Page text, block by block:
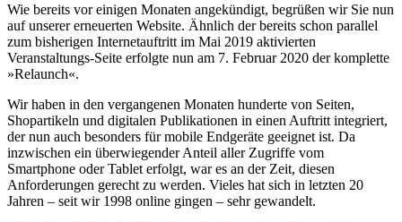
Wie bereits vor einigen Monaten angekündigt, begrüßen wir Sie nun
auf unserer erneuerten Website. Ähnlich der bereits schon parallel
zum bisherigen Internetauftritt im Mai 2019 aktivierten
Veranstaltungs-Seite erfolgte nun am 7. Februar 2020 der komplette
»Relaunch«.
Wir haben in den vergangenen Monaten hunderte von Seiten,
Shopartikeln und digitalen Publikationen in einen Auftritt integriert,
der nun auch besonders für mobile Endgeräte geeignet ist. Da
inzwischen ein überwiegender Anteil aller Zugriffe vom
Smartphone oder Tablet erfolgt, war es an der Zeit, diesen
Anforderungen gerecht zu werden. Vieles hat sich in letzten 20
Jahren – seit wir 1998 online gingen – sehr gewandelt.